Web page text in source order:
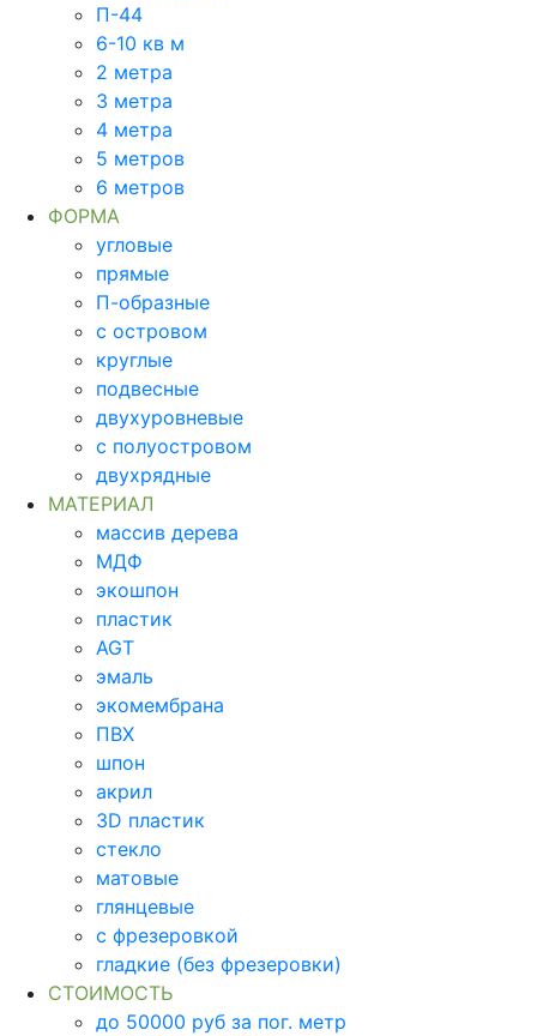
П-44
6-10 кв м
2 метра
3 метра
4 метра
5 метров
6 метров
ФОРМА
угловые
прямые
П-образные
с островом
круглые
подвесные
двухуровневые
с полуостровом
двухрядные
МАТЕРИАЛ
массив дерева
МДФ
экошпон
пластик
AGT
эмаль
экомембрана
ПВХ
шпон
акрил
3D пластик
стекло
матовые
глянцевые
с фрезеровкой
гладкие (без фрезеровки)
СТОИМОСТЬ
до 50000 руб за пог. метр